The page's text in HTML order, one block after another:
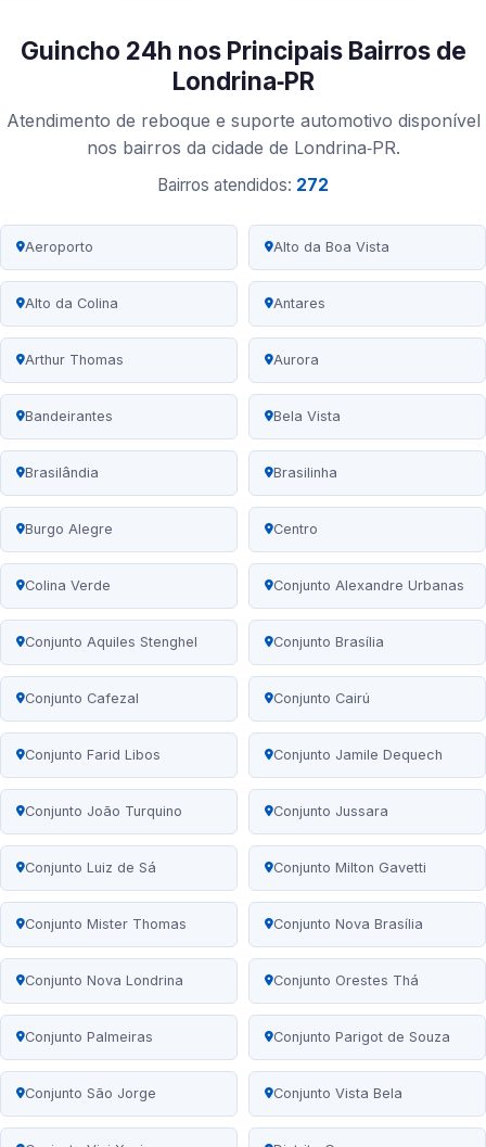
Guincho 24h nos Principais Bairros de
Londrina‑PR
Atendimento de reboque e suporte automotivo disponível
nos bairros da cidade de Londrina‑PR.
Bairros atendidos: 272
Aeroporto Alto da Boa Vista
Alto da Colina Antares
Arthur Thomas Aurora
Bandeirantes Bela Vista
Brasilândia Brasilinha
Burgo Alegre Centro
Colina Verde Conjunto Alexandre Urbanas
Conjunto Aquiles Stenghel Conjunto Brasília
Conjunto Cafezal Conjunto Cairú
Conjunto Farid Libos Conjunto Jamile Dequech
Conjunto João Turquino Conjunto Jussara
Conjunto Luiz de Sá Conjunto Milton Gavetti
Conjunto Mister Thomas Conjunto Nova Brasília
Conjunto Nova Londrina Conjunto Orestes Thá
Conjunto Palmeiras Conjunto Parigot de Souza
Conjunto São Jorge Conjunto Vista Bela